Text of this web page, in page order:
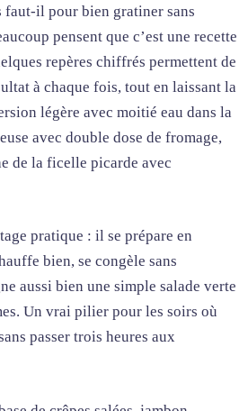
faut-il pour bien gratiner sans
pensent que c’est une recette
repères chiffrés permettent de
à chaque fois, tout en laissant la
légère avec moitié eau dans la
avec double dose de fromage,
de la ficelle picarde avec
pratique : il se prépare en
bien, se congèle sans
aussi bien une simple salade verte
Un vrai pilier pour les soirs où
passer trois heures aux